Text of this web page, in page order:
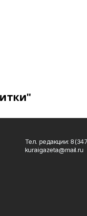
Тел. редакции:
kuraigazeta@mail.ru